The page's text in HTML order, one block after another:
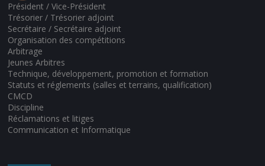
Président / Vice-Président
Trésorier / Trésorier adjoint
Secrétaire / Secrétaire adjoint
Organisation des compétitions
Arbitrage
Jeunes Arbitres
Technique, développement, promotion et formation
Statuts et réglements (salles et terrains, qualification)
CMCD
Discipline
Réclamations et litiges
Communication et Informatique